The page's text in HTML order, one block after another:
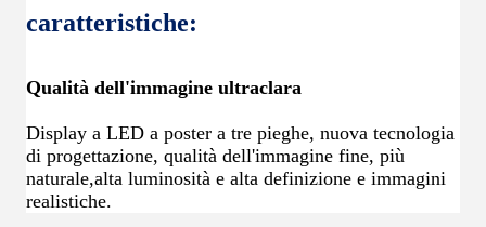
caratteristiche:
Qualità dell'immagine ultraclara
Display a LED a poster a tre pieghe, nuova tecnologia
di progettazione, qualità dell'immagine fine, più
naturale,alta luminosità e alta definizione e immagini
realistiche.